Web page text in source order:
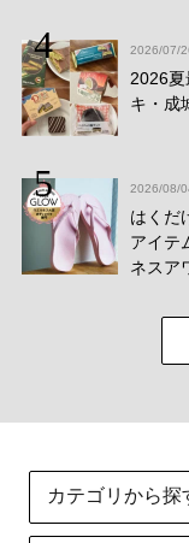
2026/07/
2026
キ・成
2026/08/
はくだ
アイテ
ネスア